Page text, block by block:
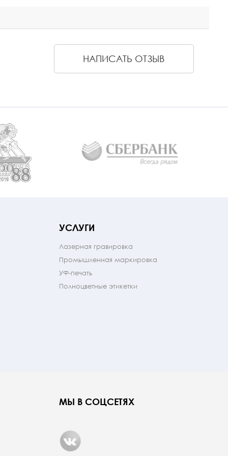
НАПИСАТЬ ОТЗЫВ
УСЛУГИ
Лазерная гравировка
Промышленная маркировка
УФ-печать
Полноцветные этикетки
МЫ В СОЦСЕТЯХ